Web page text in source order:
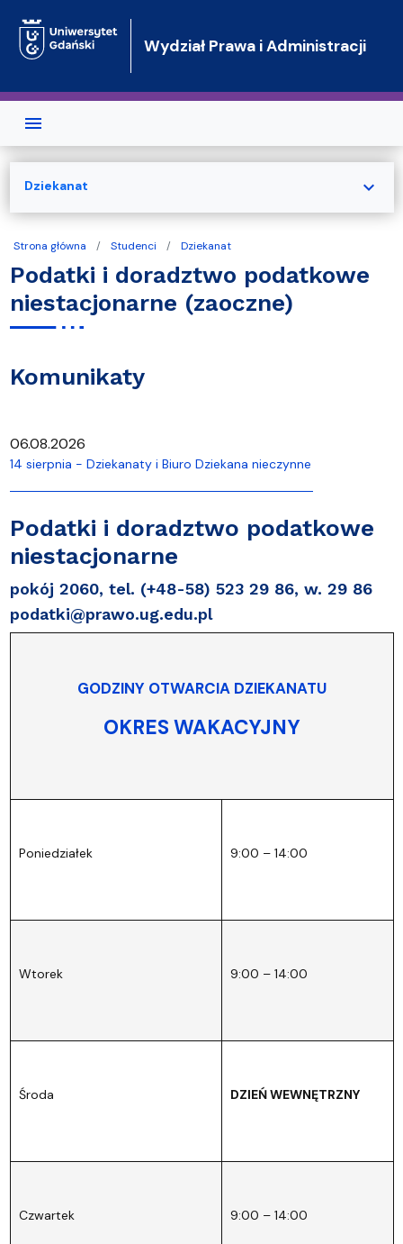
Wydział Prawa i Administracji
Strona główna Studenci Dziekanat
Podatki i doradztwo podatkowe
niestacjonarne (zaoczne)
Komunikaty
06.08.2026
14 sierpnia - Dziekanaty i Biuro Dziekana nieczynne
Podatki i doradztwo podatkowe
niestacjonarne
pokój 2060, tel. (+48-58) 523 29 86, w. 29 86
podatki@prawo.ug.edu.pl
GODZINY OTWARCIA DZIEKANATU
OKRES WAKACYJNY
Poniedziałek 9:00 – 14:00
Wtorek 9:00 – 14:00
Środa DZIEŃ WEWNĘTRZNY
Czwartek 9:00 – 14:00
Dziekanat expand_more